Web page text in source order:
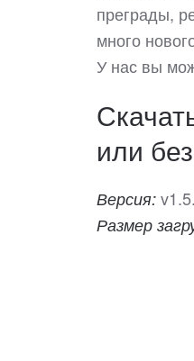
преграды,
много
У нас вы
или
Версия:
Размер